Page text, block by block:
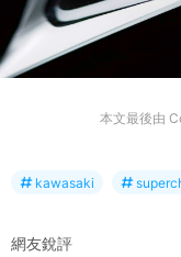
本文最後由
kawasaki
網友銳評